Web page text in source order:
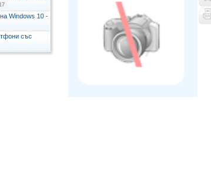
Windows 10 -
със